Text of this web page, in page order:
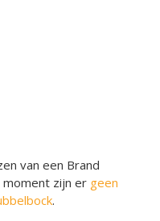
van een Brand
zijn er geen
.